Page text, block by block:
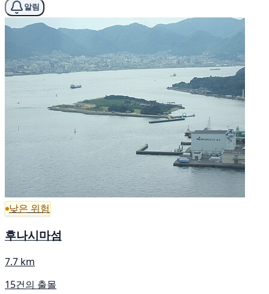
알림
낮은 위험
후나시마섬
7.7 km
15건의 출몰